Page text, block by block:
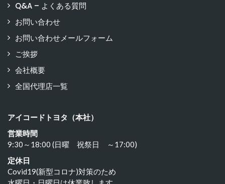
Q&A – よくある質問
お問い合わせ
お問い合わせメールフォーム
ご挨拶
会社概要
全国代理店一覧
アイコードトヨタ（本社）
営業時間
9:30～18:00 (日曜 祝祭日 ～17:00)
定休日
Covid19(新型コロナ)対策のため